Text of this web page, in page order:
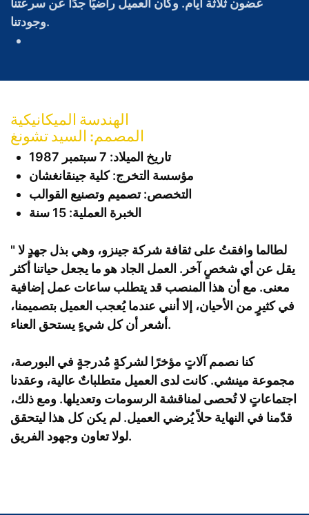
غضون ثلاثة أيام. وكان العميل راضيًا جدًا عن سرعتنا
وجودتنا.
الهندسة الميكانيكية
المصمم: السيد تشونغ
تاريخ الميلاد: 7 سبتمبر 1987
مؤسسة التخرج: كلية جينقانغشان
التخصص: تصميم وتصنيع القوالب
الخبرة العملية: 15 سنة
"
يقل عن أي شخصٍ آخر. العمل الجاد هو ما يجعل حياتنا أكثر
معنى. مع أن هذا المنصب قد يتطلب ساعات عمل إضافية
في كثيرٍ من الأحيان، إلا أنني عندما يُعجب العميل بتصميمنا،
أشعر أن كل شيءٍ يستحق العناء.
كنا نصمم آلاتٍ مؤخرًا لشركةٍ مُدرجةٍ في البورصة،
مجموعة مينشي. كانت لدى العميل متطلباتٌ عالية، وعقدنا
اجتماعاتٍ لا تُحصى لمناقشة الرسومات وتعديلها. ومع ذلك،
قدّمنا في النهاية حلاً يُرضي العميل. لم يكن كل هذا ليتحقق
لولا تعاون وجهود الفريق.